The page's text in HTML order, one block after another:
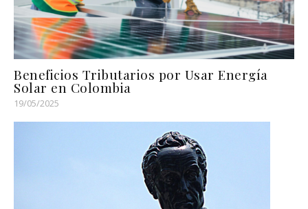
Beneficios Tributarios por Usar Energía
Solar en Colombia
19/05/2025